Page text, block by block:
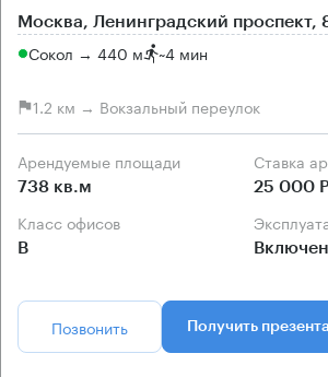
Москва, Ленинградский проспект,
Сокол → 440 м ~4 мин
1.2 км → Вокзальный переулок
Арендуемые площади
738 кв.м
Ставка
25 000
Класс офисов
B
Позвонить Получить